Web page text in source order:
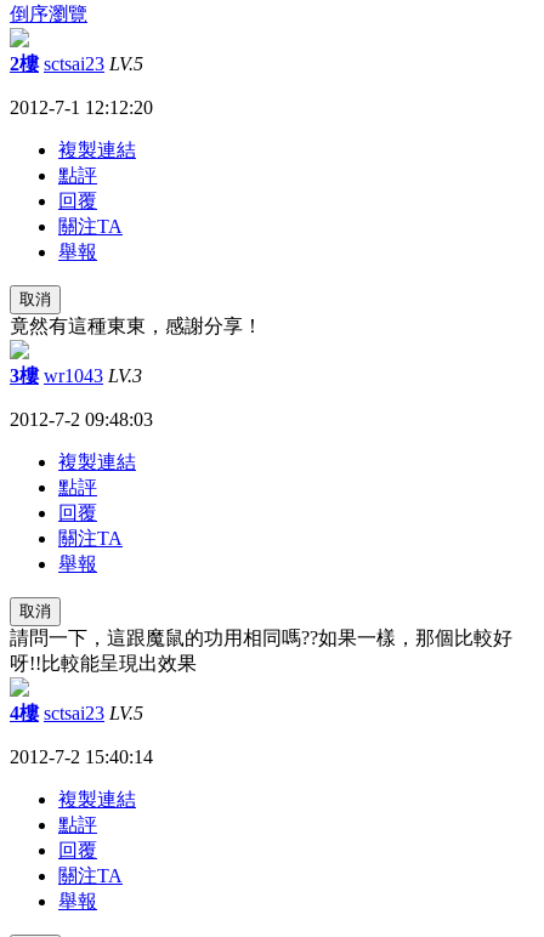
倒序瀏覽
2樓 sctsai23 LV.5
2012-7-1 12:12:20
複製連結
點評
回覆
關注TA
舉報
取消
竟然有這種東東，感謝分享！
3樓 wr1043 LV.3
2012-7-2 09:48:03
複製連結
點評
回覆
關注TA
舉報
取消
請問一下，這跟魔鼠的功用相同嗎??如果一樣，那個比較好
呀!!比較能呈現出效果
4樓 sctsai23 LV.5
2012-7-2 15:40:14
複製連結
點評
回覆
關注TA
舉報